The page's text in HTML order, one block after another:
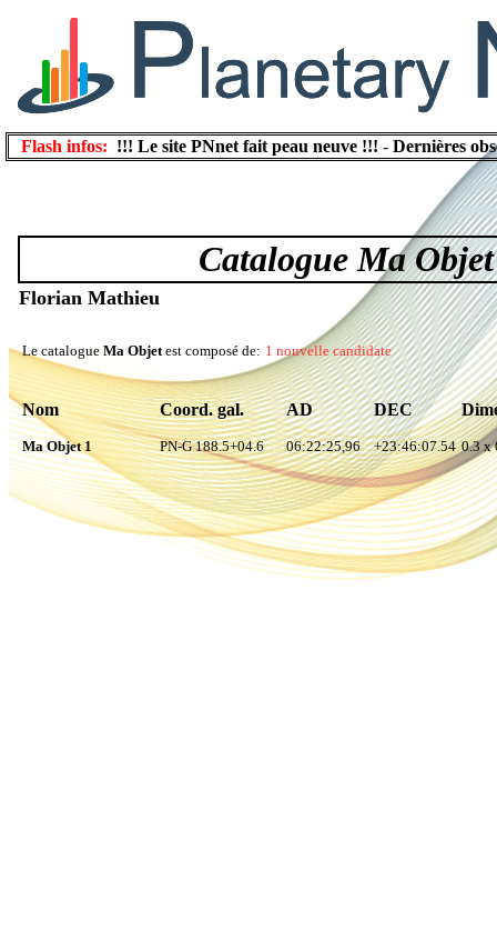
Flash infos: !!! Le site PNnet fait peau neuve !!! - Dernières
Catalogue Ma Objet
Florian Mathieu
Le catalogue Ma Objetest composé de: 1 nouvelle candidate
Nom Coord. gal. AD DEC
Ma Objet 1 PN-G 188.5+04.6 06:22:25,96 +23:46:07.54 0.3 x